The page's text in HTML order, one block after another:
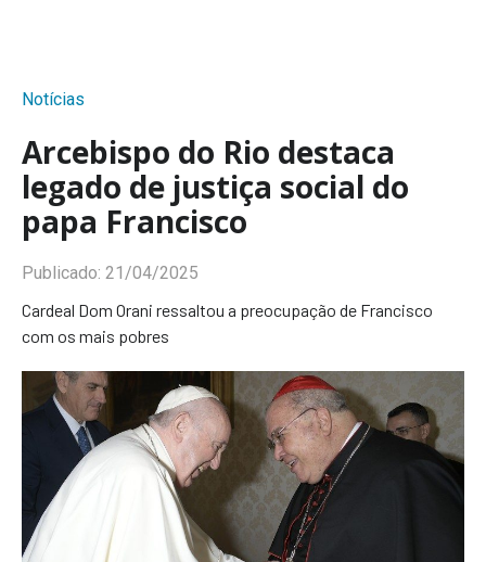
Notícias
Arcebispo do Rio destaca
legado de justiça social do
papa Francisco
Publicado: 21/04/2025
Cardeal Dom Orani ressaltou a preocupação de Francisco
com os mais pobres